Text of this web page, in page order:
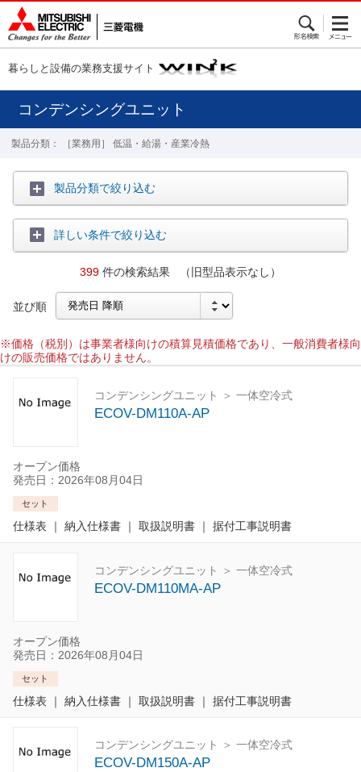
暮らしと設備の業務支援サイト
コンデンシングユニット
製品分類： ［業務用］ 低温・給湯・産業冷熱
製品分類で絞り込む
詳しい条件で絞り込む
399 件の検索結果 （旧型品表示なし）
並び順
※価格（税別）は事業者様向けの積算見積価格であり、一般消費者様向
けの販売価格ではありません。
コンデンシングユニット ＞ 一体空冷式
ECOV-DM110A-AP
オープン価格
発売日：2026年08月04日
セット
仕様表 ｜ 納入仕様書｜ 取扱説明書｜ 据付工事説明書
コンデンシングユニット ＞ 一体空冷式
ECOV-DM110MA-AP
オープン価格
発売日：2026年08月04日
セット
仕様表 ｜ 納入仕様書｜ 取扱説明書｜ 据付工事説明書
コンデンシングユニット ＞ 一体空冷式
ECOV-DM150A-AP